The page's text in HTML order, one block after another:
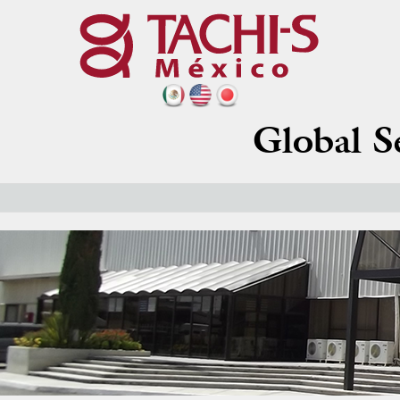
Global